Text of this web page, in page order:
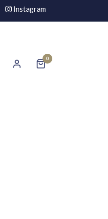
Instagram
0